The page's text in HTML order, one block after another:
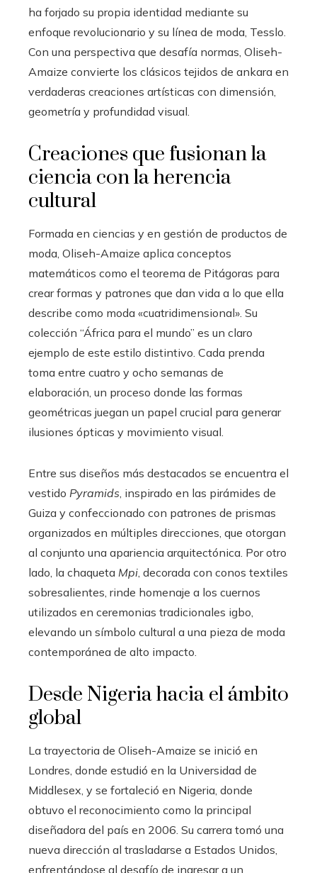
ha forjado su propia identidad mediante su
enfoque revolucionario y su línea de moda, Tesslo.
Con una perspectiva que desafía normas, Oliseh-
Amaize convierte los clásicos tejidos de ankara en
verdaderas creaciones artísticas con dimensión,
geometría y profundidad visual.
Creaciones que fusionan la
ciencia con la herencia
cultural
Formada en ciencias y en gestión de productos de
moda, Oliseh-Amaize aplica conceptos
matemáticos como el teorema de Pitágoras para
crear formas y patrones que dan vida a lo que ella
describe como moda «cuatridimensional». Su
colección “África para el mundo” es un claro
ejemplo de este estilo distintivo. Cada prenda
toma entre cuatro y ocho semanas de
elaboración, un proceso donde las formas
geométricas juegan un papel crucial para generar
ilusiones ópticas y movimiento visual.
Entre sus diseños más destacados se encuentra el
vestido Pyramids , inspirado en las pirámides de
Guiza y confeccionado con patrones de prismas
organizados en múltiples direcciones, que otorgan
al conjunto una apariencia arquitectónica. Por otro
lado, la chaqueta Mpi , decorada con conos textiles
sobresalientes, rinde homenaje a los cuernos
utilizados en ceremonias tradicionales igbo,
elevando un símbolo cultural a una pieza de moda
contemporánea de alto impacto.
Desde Nigeria hacia el ámbito
global
La trayectoria de Oliseh-Amaize se inició en
Londres, donde estudió en la Universidad de
Middlesex, y se fortaleció en Nigeria, donde
obtuvo el reconocimiento como la principal
diseñadora del país en 2006. Su carrera tomó una
nueva dirección al trasladarse a Estados Unidos,
enfrentándose al desafío de ingresar a un